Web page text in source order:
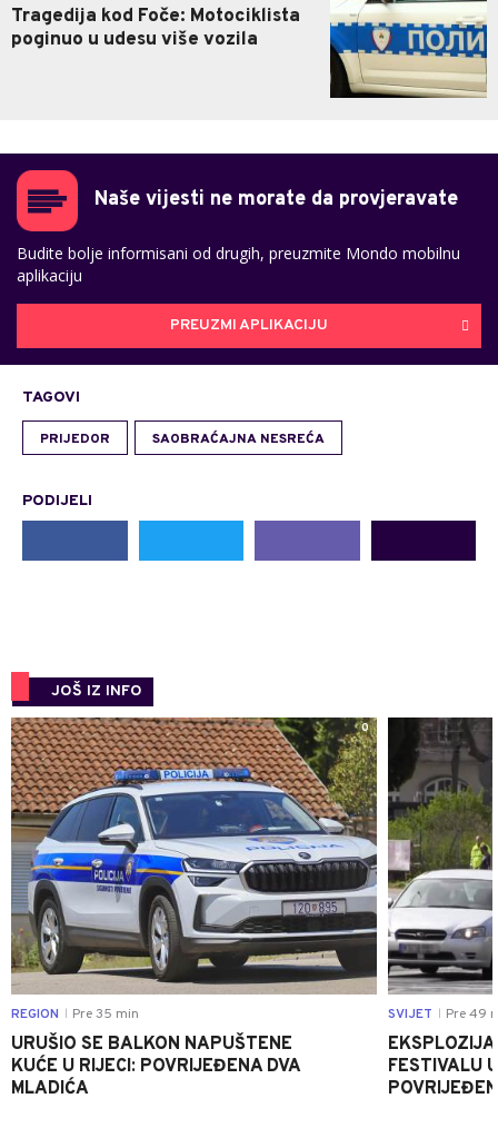
Tragedija kod Foče: Motociklista
poginuo u udesu više vozila
Naše vijesti ne morate da provjeravate
Budite bolje informisani od drugih, preuzmite Mondo mobilnu
aplikaciju
PREUZMI APLIKACIJU
TAGOVI
PRIJEDOR SAOBRAĆAJNA NESREĆA
PODIJELI
JOŠ IZ INFO
0
REGION Pre 35 min
URUŠIO SE BALKON NAPUŠTENE
KUĆE U RIJECI: POVRIJEĐENA DVA
MLADIĆA
SVIJET Pre 49
FESTIVALU